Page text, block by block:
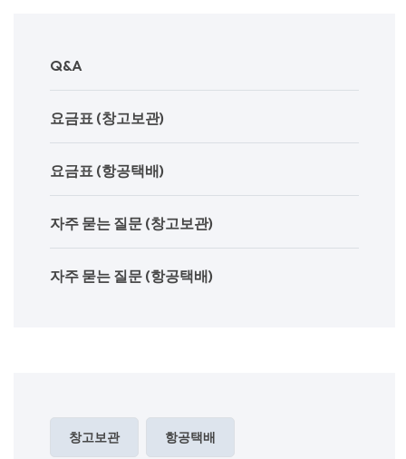
Q&A
요금표 (창고보관)
요금표 (항공택배)
자주 묻는 질문 (창고보관)
자주 묻는 질문 (항공택배)
창고보관 항공택배